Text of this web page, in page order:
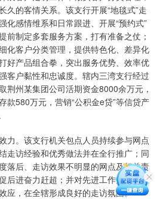
久的客情关系。该支行开展“地毯式”走
化感情维系和日常跟进、开展“预约式”
前制定多套服务方案，打有准备之仗；
化客户分类管理，提供特色化、差异化
好产品组合拳，突出服务优势、效率优
客户黏性和忠诚度。辖内三湾支行经过
荆州某集团公司活期资金8000余万元，
款580万元，营销“公积金e贷”等信贷产
。该支行机关包点人员持续参与网点
走访经验和优秀做法并在全行推广；同
落后、走访效果不明显的网点及相关责
后进奋力赶超；并对先进工作方法和成
应，在全辖形成良好的走访氛围。